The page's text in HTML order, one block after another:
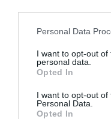
Please note that this
not limited to your visit
grant or deny consent
use your data for
consent section.
Personal Data
I want to opt-out
personal data.
Opted In
I want to opt-out of
Personal Data.
Opted In
Ακολούθησε
Share
ΜΕΤΑΓΡΑΦΕΣ